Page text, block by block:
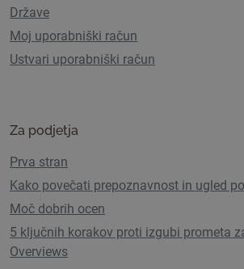
Države
Moj uporabniški račun
Ustvari uporabniški račun
Za podjetja
Prva stran
Kako povečati prepoznavnost in ugled
Moč dobrih ocen
5 ključnih korakov proti izgubi prometa
Overviews